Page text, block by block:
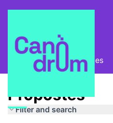
Pla Estratègic Propostes
Propostes
Filter and search